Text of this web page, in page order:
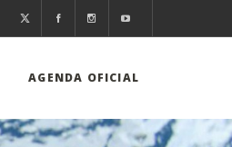
AGENDA OFICIAL